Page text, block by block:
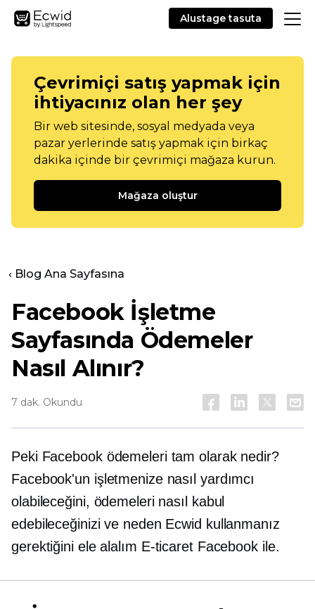
Alustage tasuta
Çevrimiçi satış yapmak için
ihtiyacınız olan her şey
Bir web sitesinde, sosyal medyada veya
pazar yerlerinde satış yapmak için birkaç
dakika içinde bir çevrimiçi mağaza kurun.
Mağaza oluştur
‹ Blog Ana Sayfasına
Facebook İşletme
Sayfasında Ödemeler
Nasıl Alınır?
7 dak. Okundu
Peki Facebook ödemeleri tam olarak nedir?
Facebook'un işletmenize nasıl yardımcı
olabileceğini, ödemeleri nasıl kabul
edebileceğinizi ve neden Ecwid kullanmanız
gerektiğini ele alalım E-ticaretFacebook ile.